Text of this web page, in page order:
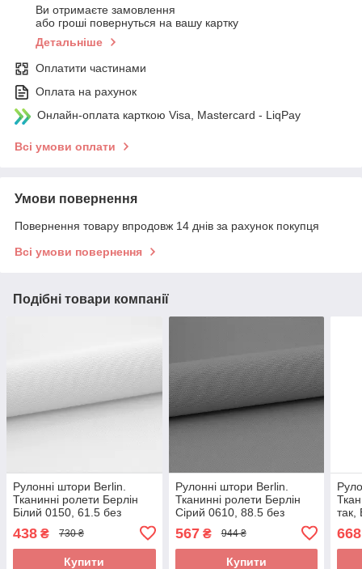
Ви отримаєте замовлення
або гроші повернуться на вашу картку
Детальніше
Оплатити частинами
Оплата на рахунок
Онлайн-оплата карткою Visa, Mastercard - LiqPay
Всі умови оплати
Умови повернення
Повернення товару впродовж 14 днів за рахунок покупця
Всі умови повернення
Подібні товари компанії
Рулонні штори Berlin.
Тканинні ролети Берлін
Білий 0150, 61.5 без
438 ₴ 730 ₴
Купити
Рулонні штори Berlin.
Тканинні ролети Берлін
Сірий 0610, 88.5 без
567₴ 944 ₴
Купити
так,
668